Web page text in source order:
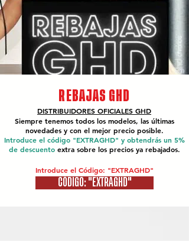
REBAJAS GHD
DISTRIBUIDORES OFICIALES GHD
Siempre tenemos todos los modelos, las últimas
novedades y con el mejor precio posible.
Introduce el código "EXTRAGHD" y obtendrás un 5%
de descuento extra sobre los precios ya rebajados.
Introduce el Código: "EXTRAGHD"
CÓDIGO: "EXTRAGHD"